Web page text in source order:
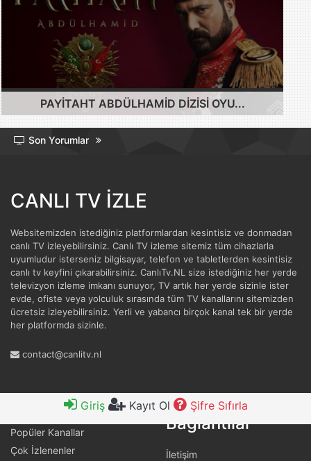
Giriş Kayıt Ol Şifre Sıfırla
PAYITAHT ABDÜLHAMID DIZISI OYU...
Son Yorumlar
CANLI TV İZLE
Websitemizden istediğiniz platformlardan kesintisiz ve donmadan
canlı TV izleyebilirsiniz. Canlı TV izleme sitemiz tüm cihazlarla
uyumludur isterseniz bilgisayar, telefon ve tabletlerden kesintisiz
canlı tv keyfini çıkarabilirsiniz. CanlıTv.NL size istediğiniz her yerde
televizyon izleme imkanı sunuyor, TV artık her yerde sizinle ister
evde, ofiste veya yolculuk sırasında tüm TV kanallarını sitemizden
ücretsiz izleyebilirsiniz. Yerli ve yabancı birçok kanal tek bir yerde
her platformda sizinle.
contact@canlitv.nl
Hızlı Bağlantılar
Popüler Kanallar
Çok İzlenenler
Faydalı
Bağlantılar
İletişim